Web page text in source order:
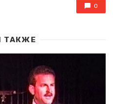
0
ТАКЖЕ